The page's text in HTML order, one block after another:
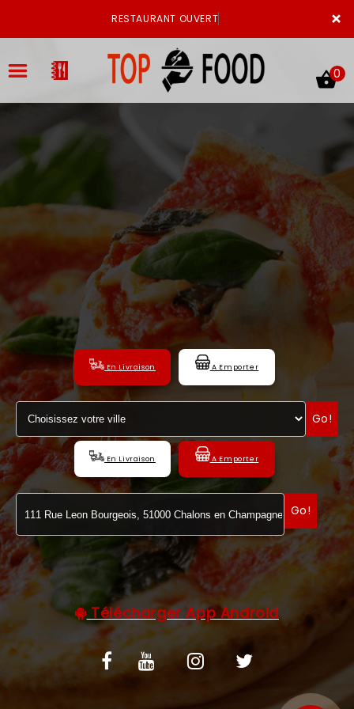
×
RESTAURANT OUVERT
LA CARTE
VOTRE COMPTE
NOTRE RESTAURANT
VOS AVIS
MENTIONS LÉGALES
C.G.V
0
En Livraison A Emporter
Go!
En Livraison A Emporter
Go!
Télécharger App Android